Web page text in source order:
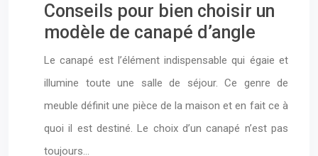
Conseils pour bien choisir un
modèle de canapé d’angle
Le canapé est l’élément indispensable qui égaie et
illumine toute une salle de séjour. Ce genre de
meuble définit une pièce de la maison et en fait ce à
quoi il est destiné. Le choix d’un canapé n’est pas
toujours…